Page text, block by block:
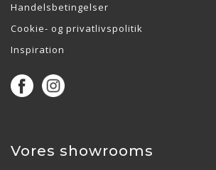
Handelsbetingelser
Cookie- og privatlivspolitik
Inspiration
Vores showrooms